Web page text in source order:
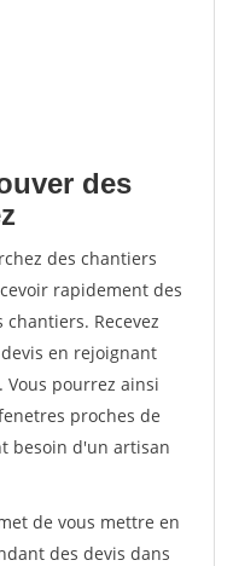
des
des chantiers
rapidement des
Recevez
en rejoignant
Vous pourrez ainsi
proches de
besoin d'un artisan
de vous mettre en
des devis dans